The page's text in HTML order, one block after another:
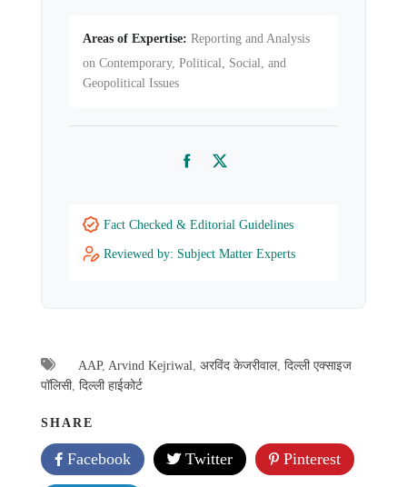
Areas of Expertise: Reporting and Analysis
on Contemporary, Political, Social, and
Geopolitical Issues
FacebookTwitter
Fact Checked & Editorial Guidelines
Reviewed by: Subject Matter Experts
AAP, Arvind Kejriwal, अरविंद केजरीवाल, दिल्ली एक्साइज
पॉलिसी, दिल्ली हाईकोर्ट
SHARE
Facebook Twitter Pinterest